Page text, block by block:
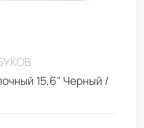
15,6" Черный /